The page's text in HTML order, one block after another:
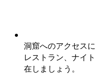
洞窟へのアクセス
レストラン、ナイ
在しましょう。